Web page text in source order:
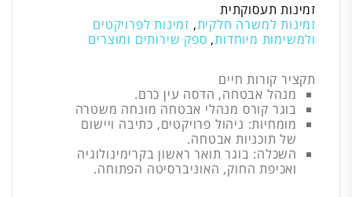
זמינות תעסוקתית
זמינות למשרה חלקית, זמינות לפרויקטים
ולמשימות מיוחדות, ספק שירותים ומוצרים
תקציר קורות חיים
מנהל אבטחה, הדסה עין כרם.
בוגר קורס מנהלי אבטחה מונחה משטרה
מומחיות: ניהול פרויקטים, כתיבה ויישום
של תוכניות אבטחה.
השכלה: בוגר תואר ראשון בקרימינולוגיה
ואכיפת החוק, האוניברסיטה הפתוחה.